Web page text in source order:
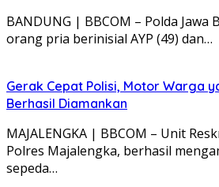
BANDUNG | BBCOM – Polda Jawa
orang pria berinisial AYP (49) dan…
Gerak Cepat Polisi, Motor Warga
Berhasil Diamankan
MAJALENGKA | BBCOM – Unit
Polres Majalengka, berhasil
sepeda…